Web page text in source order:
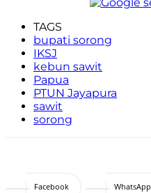
TAGS
bupati sorong
IKSJ
kebun sawit
Papua
PTUN Jayapura
sawit
sorong
Facebook WhatsApp